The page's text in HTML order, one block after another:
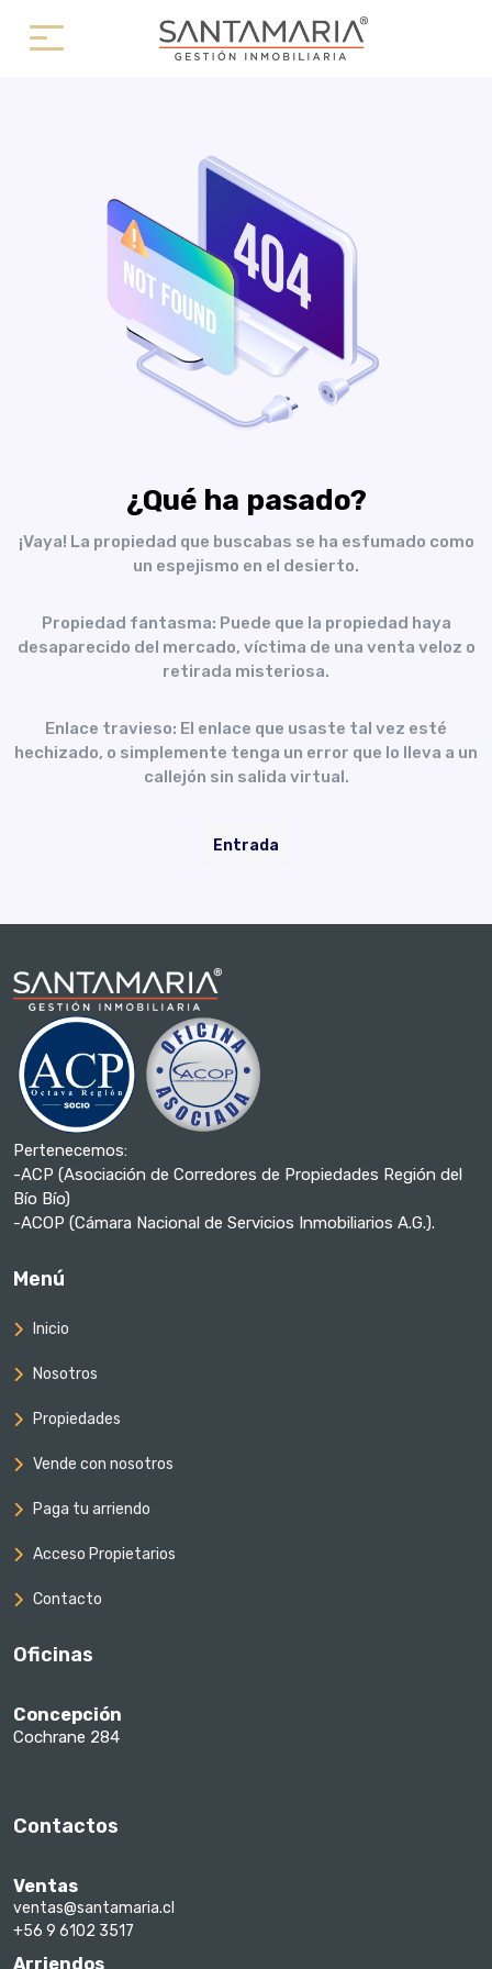
¿Qué ha pasado?
¡Vaya! La propiedad que buscabas se ha esfumado como
un espejismo en el desierto.
Propiedad fantasma: Puede que la propiedad haya
desaparecido del mercado, víctima de una venta veloz o
retirada misteriosa.
Enlace travieso: El enlace que usaste tal vez esté
hechizado, o simplemente tenga un error que lo lleva a un
callejón sin salida virtual.
Entrada
Pertenecemos:
-ACP (Asociación de Corredores de Propiedades Región del
Bío Bío)
-ACOP (Cámara Nacional de Servicios Inmobiliarios A.G.).
Menú
Inicio
Nosotros
Propiedades
Vende con nosotros
Paga tu arriendo
Acceso Propietarios
Contacto
Oficinas
Concepción
Cochrane 284
Contactos
Ventas
ventas@santamaria.cl
+56 9 6102 3517
Arriendos